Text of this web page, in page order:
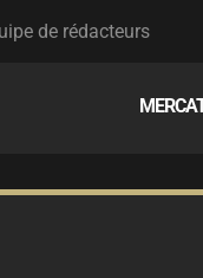
de rédacteurs